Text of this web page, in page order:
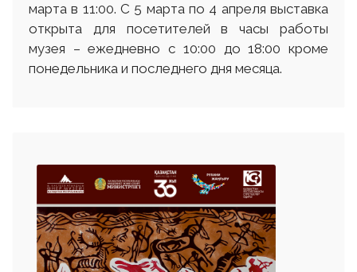
марта в 11:00. С 5 марта по 4 апреля выставка
открыта для посетителей в часы работы
музея – ежедневно с 10:00 до 18:00 кроме
понедельника и последнего дня месяца.